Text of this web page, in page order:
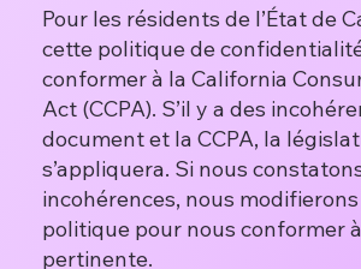
Pour les résidents de l’État de
cette politique de
conformer à la California
Act (CCPA). S’il y a des
document et la CCPA, la
s’appliquera. Si nous
incohérences, nous
politique pour nous conformer
pertinente.